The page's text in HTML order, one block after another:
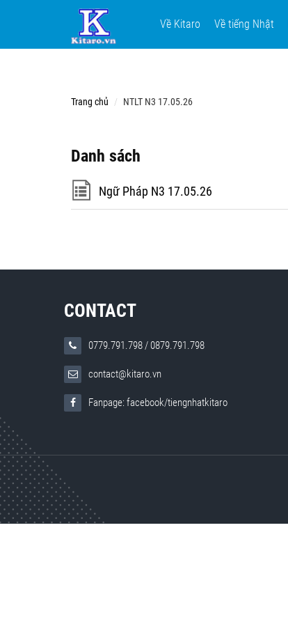
Về Kitaro Về tiếng Nhật
Trang chủ NTLT N3 17.05.26
Danh sách
Ngữ Pháp N3 17.05.26
CONTACT
0779.791.798/0879.791.798
contact@kitaro.vn
Fanpage: facebook/tiengnhatkitaro